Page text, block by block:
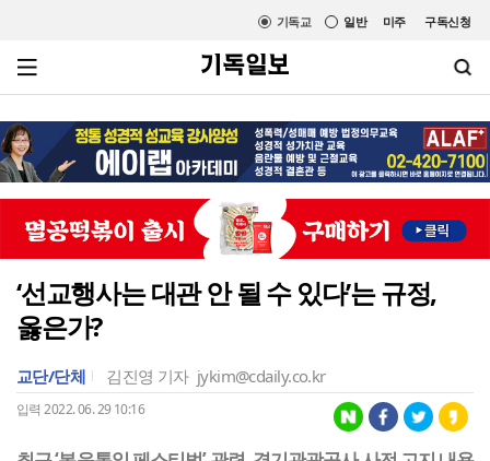
미주 구독신청
일반
기독교
‘선교행사는 대관 안 될 수 있다’는 규정,
옳은가?
교단/단체 김진영 기자 jykim@cdaily.co.kr
입력 2022. 06. 29 10:16